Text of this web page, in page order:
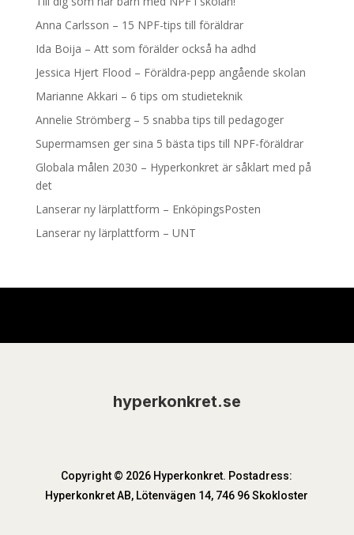
Anna Carlsson – 15 NPF-tips till föräldrar
Ida Boija – Att som förälder också ha adhd
Jessica Hjert Flood – Föräldra-pepp angående skolan
Marianne Akkari – 6 tips om studieteknik
Annelie Strömberg – 5 snabba tips till pedagoger
Supermamsen ger sina 5 bästa tips till NPF-föräldrar
Globala målen 2030 – Hyperkonkret är såklart med på
det
Lanserar ny lärplattform – EnköpingsPosten
Lanserar ny lärplattform – UNT
hyperkonkret.se
Copyright © 2026 Hyperkonkret. Postadress:
Hyperkonkret AB, Lötenvägen 14, 746 96 Skokloster